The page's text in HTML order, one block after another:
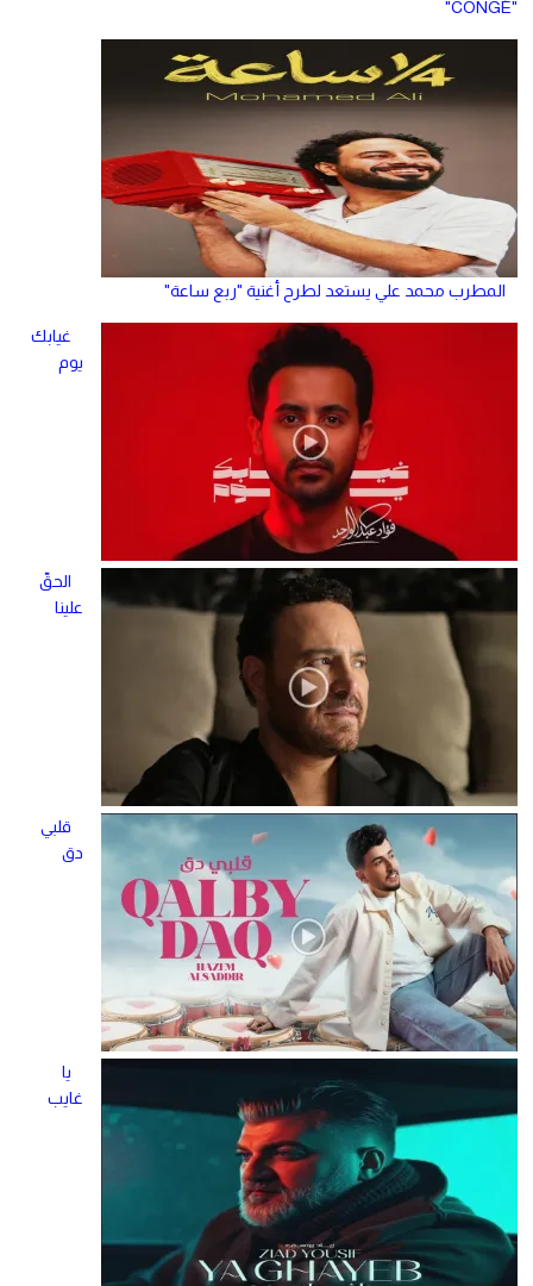
"CONGÉ"
المطرب محمد علي يستعد لطرح أغنية "ربع ساعة"
غيابك
يوم
الحقّ
علينا
قلبي
دق
يا
غايب